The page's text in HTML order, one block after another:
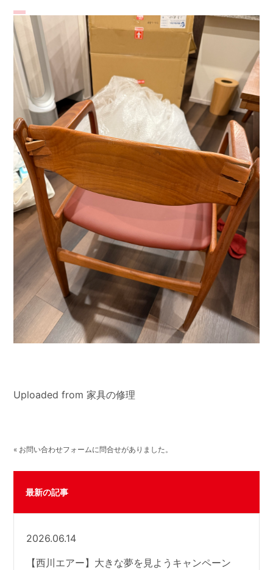
Uploaded from 家具の修理
« お問い合わせフォームに問合せがありました。
最新の記事
2026.06.14
【西川エアー】大きな夢を見ようキャンペーン